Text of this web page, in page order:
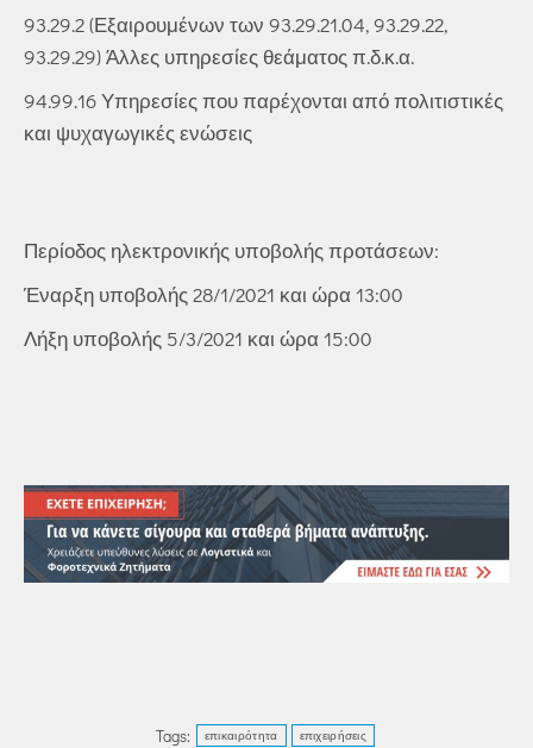
93.29.2 (Εξαιρουμένων των 93.29.21.04, 93.29.22,
93.29.29) Άλλες υπηρεσίες θεάματος π.δ.κ.α.
94.99.16 Υπηρεσίες που παρέχονται από πολιτιστικές
και ψυχαγωγικές ενώσεις
Περίοδος ηλεκτρονικής υποβολής προτάσεων:
Έναρξη υποβολής 28/1/2021 και ώρα 13:00
Λήξη υποβολής 5/3/2021 και ώρα 15:00
Tags: επικαιρότητα επιχειρήσεις